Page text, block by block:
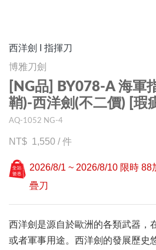
西洋劍 I 指揮刀
博雅刀劍
[NG品] BY078-A 海軍
鞘)-西洋劍(不二價) [瑕
AQ-1052 NG-4
1,550 /件
2026/8/1 ~ 2026/8/10 限時
疊刀
西洋劍是源自於歐洲的各類武器，
或者軍事用途。西洋劍的發展歷史